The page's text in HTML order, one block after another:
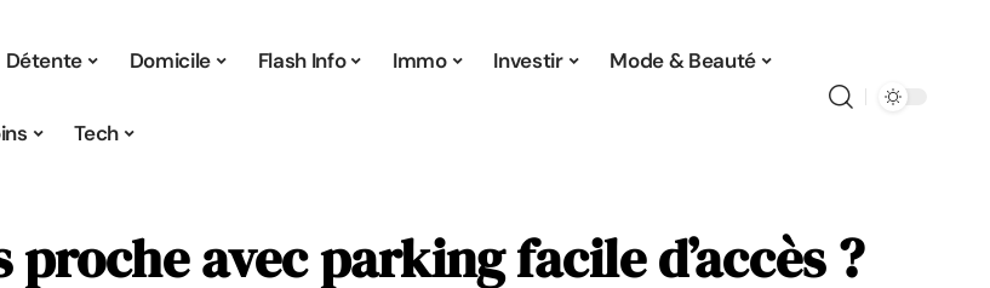
Détente Domicile Flash Info Immo Investir Mode & Beauté
Tech
avec parking facile d’accès ?